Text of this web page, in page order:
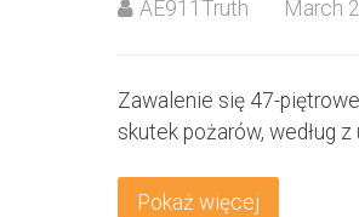
AE911Truth March
Zawalenie się 47-
skutek pożarów, według
Pokaż więcej